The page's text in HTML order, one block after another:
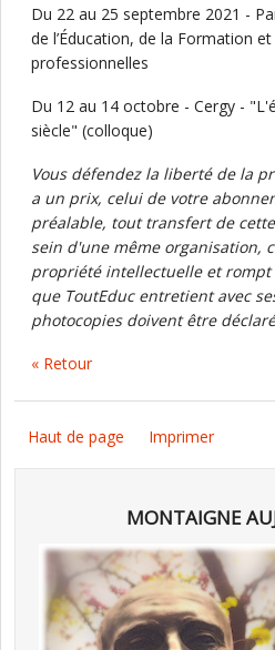
Du 22 au 25 septembre 2021 -
de l’Éducation, de la Formation
professionnelles
Du 12 au 14 octobre - Cergy -
siècle" (colloque)
Vous défendez la liberté de la
a un prix, celui de votre
préalable, tout transfert de
sein d'une même organisation,
propriété intellectuelle et
que ToutEduc entretient avec
photocopies doivent être
« Retour
Haut de page Imprimer
MONTAIGNE